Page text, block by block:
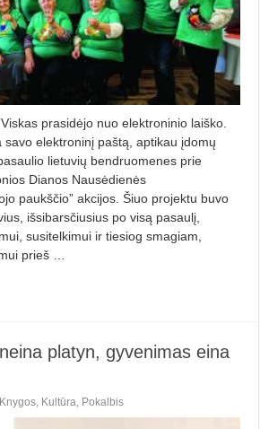
prasidėjo nuo elektroninio laiško.
savo elektroninį paštą, aptikau įdomų
lietuvių bendruomenes prie
Dianos Nausėdienės
paukščio” akcijos. Šiuo projektu buvo
išsibarsčiusius po visą pasaulį,
susitelkimui ir tiesiog smagiam,
prieš …
platyn, gyvenimas eina
Knygos Kultūra Pokalbis